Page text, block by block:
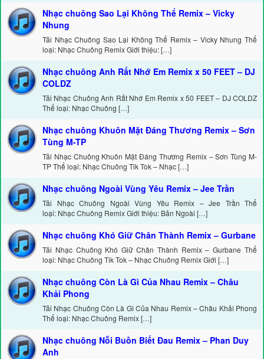
Nhạc chuông Sao Lại Không Thể Remix – Vicky
Nhung
Tải Nhạc Chuông Sao Lại Không Thể Remix – Vicky Nhung Thể
loại: Nhạc Chuông Remix Giới thiệu: […]
Nhạc chuông Anh Rất Nhớ Em Remix x 50 FEET – DJ
COLDZ
Tải Nhạc Chuông Anh Rất Nhớ Em Remix x 50 FEET – DJ COLDZ
Thể loại: Nhạc Chuông […]
Nhạc chuông Khuôn Mặt Đáng Thương Remix – Sơn
Tùng M-TP
Tải Nhạc Chuông Khuôn Mặt Đáng Thương Remix – Sơn Tùng M-
TP Thể loại: Nhạc Chuông Tik Tok – Nhạc […]
Nhạc chuông Ngoài Vùng Yêu Remix – Jee Trần
Tải Nhạc Chuông Ngoài Vùng Yêu Remix – Jee Trần Thể
loại: Nhạc Chuông Remix Giới thiệu: Bản Ngoài […]
Nhạc chuông Khó Giữ Chân Thành Remix – Gurbane
Tải Nhạc Chuông Khó Giữ Chân Thành Remix – Gurbane Thể
loại: Nhạc Chuông Tik Tok – Nhạc Chuông Remix Giới […]
Nhạc chuông Còn Là Gì Của Nhau Remix – Châu
Khải Phong
Tải Nhạc Chuông Còn Là Gì Của Nhau Remix – Châu Khải Phong
Thể loại: Nhạc Chuông Remix […]
Nhạc chuông Nỗi Buồn Biết Đau Remix – Phan Duy
Anh